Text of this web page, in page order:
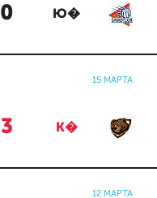
0 Ю�
15 МАРТА
3 К�
12 МАРТА